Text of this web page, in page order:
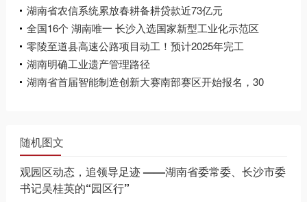
湖南省农信系统累放春耕备耕贷款近73亿元
全国16个 湖南唯一 长沙入选国家新型工业化示范区
首批名单
零陵至道县高速公路项目动工！预计2025年完工
湖南明确工业遗产管理路径
湖南省首届智能制造创新大赛南部赛区开始报名，30
随机图文
观园区动态，追领导足迹 ——湖南省委常委、长沙市委
书记吴桂英的“园区行”